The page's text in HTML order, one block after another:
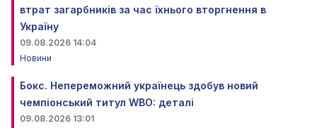
втрат загарбників за час їхнього вторгнення в
Україну
09.08.2026 14:04
Новини
Бокс. Непереможний українець здобув новий
чемпіонський титул WBO: деталі
09.08.2026 13:01